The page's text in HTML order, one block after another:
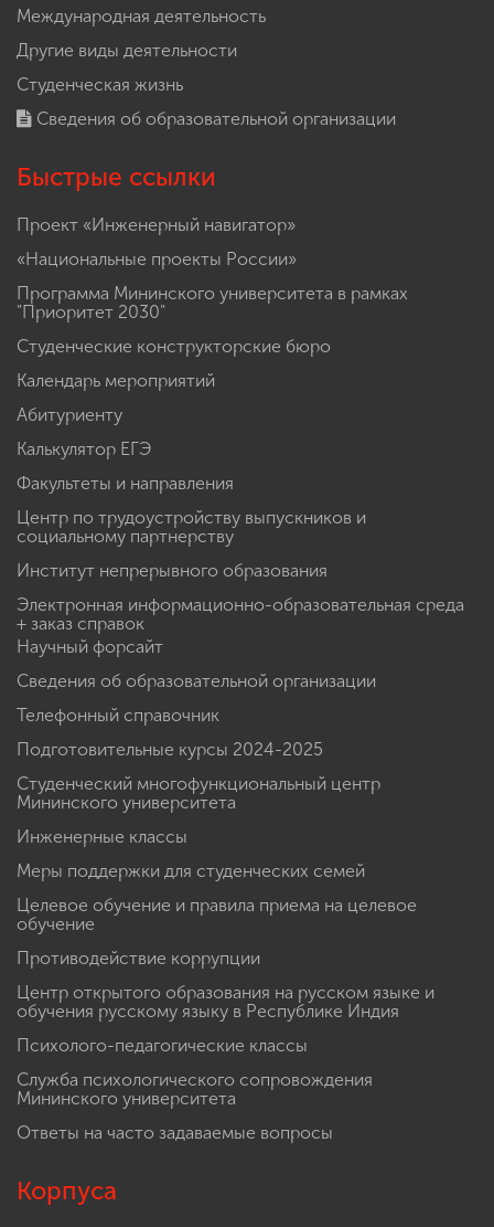
Международная деятельность
Другие виды деятельности
Студенческая жизнь
Сведения об образовательной организации
Быстрые ссылки
Проект «Инженерный навигатор»
«Национальные проекты России»
Программа Мининского университета в рамках
"Приоритет 2030"
Студенческие конструкторские бюро
Календарь мероприятий
Абитуриенту
Калькулятор ЕГЭ
Факультеты и направления
Центр по трудоустройству выпускников и
социальному партнерству
Институт непрерывного образования
Электронная информационно-образовательная среда
+ заказ справок
Научный форсайт
Сведения об образовательной организации
Телефонный справочник
Подготовительные курсы 2024-2025
Студенческий многофункциональный центр
Мининского университета
Инженерные классы
Меры поддержки для студенческих семей
Целевое обучение и правила приема на целевое
обучение
Противодействие коррупции
Центр открытого образования на русском языке и
обучения русскому языку в Республике Индия
Психолого-педагогические классы
Служба психологического сопровождения
Мининского университета
Ответы на часто задаваемые вопросы
Корпуса